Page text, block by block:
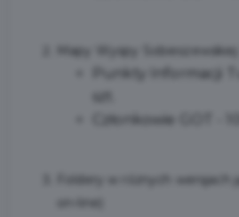
Mapy Wyspy Sobieszewskiej:
Punkty Informacji
Członkowie GOT -
Foldery w różnych wersjach